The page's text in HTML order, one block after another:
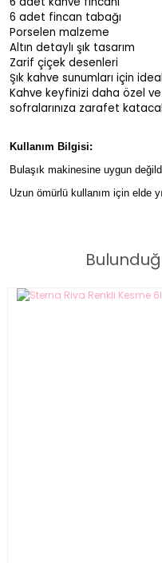
6 adet fincan tabağı
Porselen malzeme
Altın detaylı şık tasarım
Zarif çiçek desenleri
Şık kahve sunumları için ideal
Kahve keyfinizi daha özel
sofralarınıza zarafet
Kullanım Bilgisi:
Bulaşık makinesine uygun
Uzun ömürlü kullanım için elde